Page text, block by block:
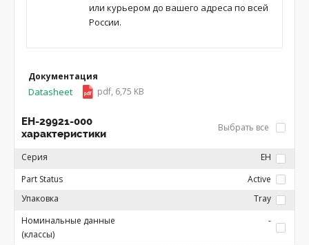
или курьером до вашего адреса по всей
России.
Документация
Datasheet pdf, 6,75 KB
EH-29921-000
характеристики
Выбрать все
Серия
EH
Part Status
Active
Упаковка
Tray
Номинальные данные
(классы)
-